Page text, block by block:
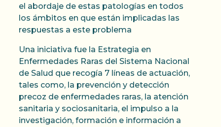
el abordaje de estas patologías en todos
los ámbitos en que están implicadas las
respuestas a este problema
Una iniciativa fue la Estrategia en
Enfermedades Raras del Sistema Nacional
de Salud que recogía 7 líneas de actuación,
tales como, la prevención y detección
precoz de enfermedades raras, la atención
sanitaria y sociosanitaria, el impulso a la
investigación, formación e información a